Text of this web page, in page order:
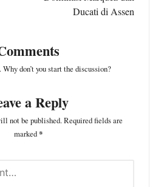
Ducati di Assen
don’t you start the discussion?
a Reply
not be published.Required fields are
marked*